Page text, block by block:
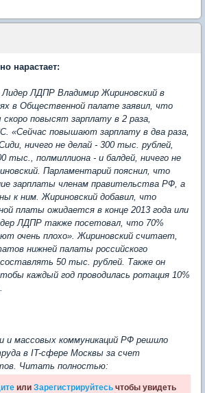
нарастает:
ЛДПР Владимир Жириновский в
в Общественной палате заявил, что
повысят зарплату в 2 раза,
«Сейчас повышают зарплату в два раза,
ничего не делай - 300 тыс. рублей,
тыс., полмиллиона - и балдей, ничего не
Парламентарий пояснил, что
зарплаты членам правительства РФ, а
к ним. Жириновский добавил, что
платы ожидается в конце 2013 года или
ЛДПР также посетовал, что 70%
очень плохо». Жириновский считает,
нижней палаты российского
50 тыс. рублей. Также он
каждый год проводилась ротация 10%
и массовых коммуникаций РФ решило
в IT-сфере Москвы за счет
Читать полностью:
или Зарегистрируйтесь чтобы увидеть